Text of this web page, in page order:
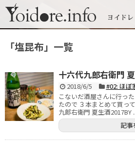
「塩昆布」 一覧
十六代九郎右衛門
2018/6/5
#02: ほぼ
こないだ酒屋さんに行っ
たので ３本まとめて買っ
九郎右衛門 夏生酒2017BY
記事